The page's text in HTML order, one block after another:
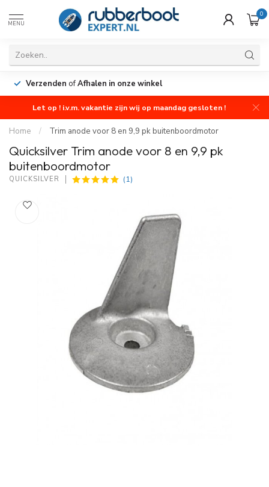
MENU
0
Verzenden ofAfhalen in onze winkel
Let op ! i.v.m. vakantie zijn wij op maandag gesloten !
Home / Trim anode voor 8 en 9,9 pk buitenboordmotor
Quicksilver Trim anode voor 8 en 9,9 pk
buitenboordmotor
QUICKSILVER (1)